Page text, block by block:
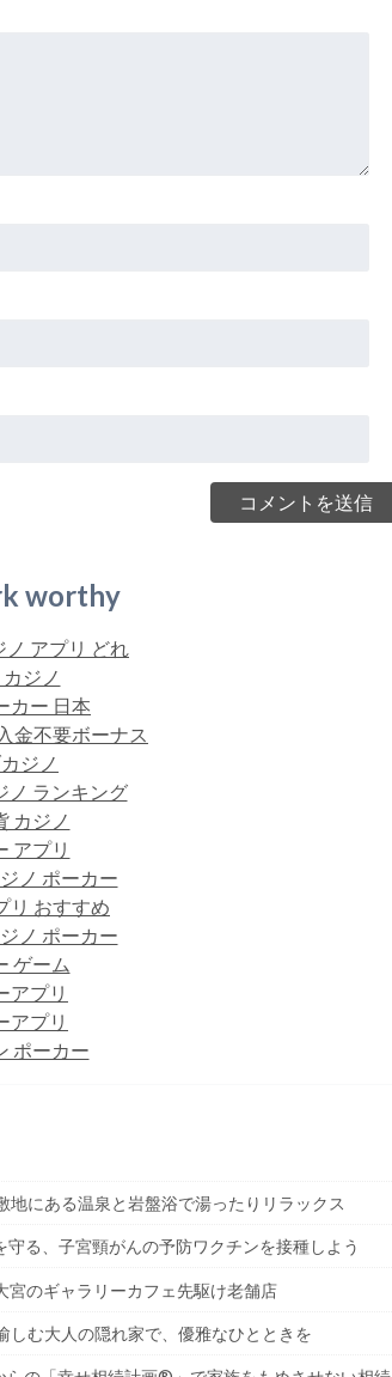
worthy
アプリ どれ
ジノ
カー 日本
金不要ボーナス
ジノ
ノ ランキング
カジノ
アプリ
ノ ポーカー
リ おすすめ
ノ ポーカー
ゲーム
アプリ
アプリ
ポーカー
地にある温泉と岩盤浴で湯ったりリラックス
る、子宮頸がんの予防ワクチンを接種しよう
宮のギャラリーカフェ先駆け老舗店
しむ大人の隠れ家で、優雅なひとときを